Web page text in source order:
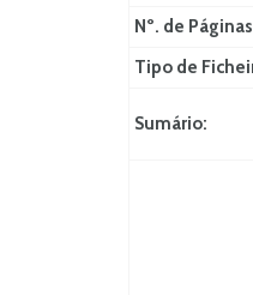
Nº. de
Tipo de
Sumário: